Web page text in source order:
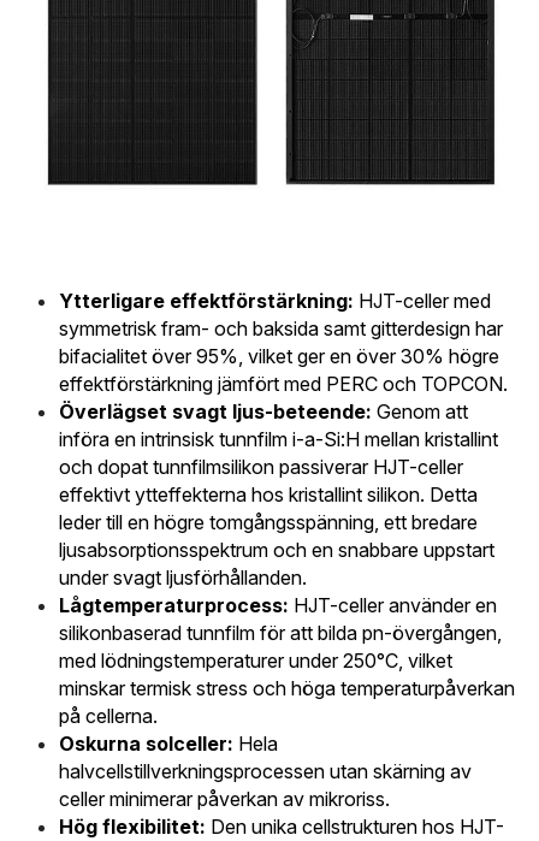
Ytterligare effektförstärkning: HJT-celler med
symmetrisk fram- och baksida samt gitterdesign har
bifacialitet över 95%, vilket ger en över 30% högre
effektförstärkning jämfört med PERC och TOPCON.
Överlägset svagt ljus-beteende: Genom att
införa en intrinsisk tunnfilm i-a-Si:H mellan kristallint
och dopat tunnfilmsilikon passiverar HJT-celler
effektivt ytteffekterna hos kristallint silikon. Detta
leder till en högre tomgångsspänning, ett bredare
ljusabsorptionsspektrum och en snabbare uppstart
under svagt ljusförhållanden.
Lågtemperaturprocess: HJT-celler använder en
silikonbaserad tunnfilm för att bilda pn-övergången,
med lödningstemperaturer under 250°C, vilket
minskar termisk stress och höga temperaturpåverkan
på cellerna.
Oskurna solceller: Hela
halvcellstillverkningsprocessen utan skärning av
celler minimerar påverkan av mikroriss.
Hög flexibilitet: Den unika cellstrukturen hos HJT-